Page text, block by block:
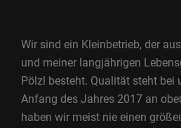
Wir sind ein Kleinbetrieb, der
und meiner langjährigen
Pölzl besteht. Qualität steht bei
Anfang des Jahres 2017 an
haben wir meist nie einen